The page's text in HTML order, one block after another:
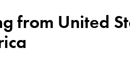
from United